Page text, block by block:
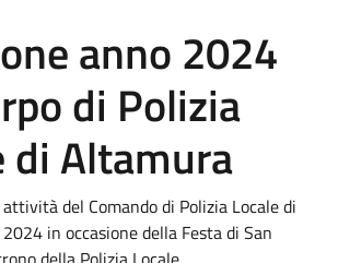
anno 2024
di Polizia
di Altamura
del Comando di Polizia Locale di
in occasione della Festa di San